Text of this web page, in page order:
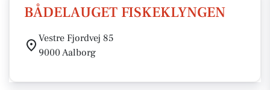
BÅDELAUGET FISKEKLYNGEN
Vestre Fjordvej 85
9000 Aalborg